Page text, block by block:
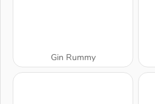
Gin Rummy